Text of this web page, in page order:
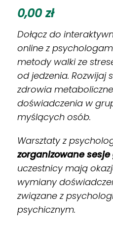
0,00zł
Dołącz do
online z
metody walki ze
od jedzenia. Rozwijaj
zdrowia
doświadczenia w
myślących osób.
Warsztaty z
zorganizowane
uczestnicy mają
wymiany
związane z
psychicznym.